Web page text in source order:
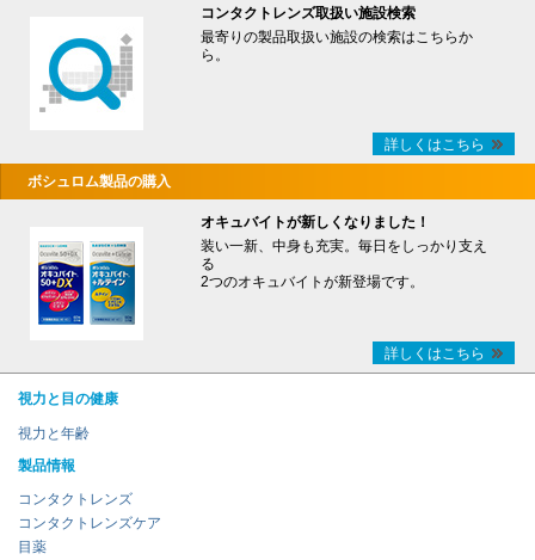
コンタクトレンズ取扱い施設検索
最寄りの製品取扱い施設の検索はこちらか
ら。
詳しくはこちら
ボシュロム製品の購入
オキュバイトが新しくなりました！
装い一新、中身も充実。毎日をしっかり支え
る
2つのオキュバイトが新登場です。
詳しくはこちら
視力と目の健康
視力と年齢
製品情報
コンタクトレンズ
コンタクトレンズケア
目薬